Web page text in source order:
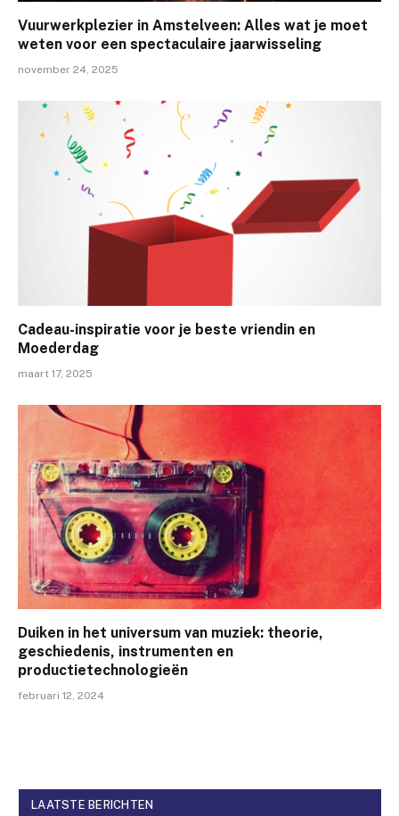
Vuurwerkplezier in Amstelveen: Alles wat je moet
weten voor een spectaculaire jaarwisseling
november 24, 2025
Cadeau-inspiratie voor je beste vriendin en
Moederdag
maart 17, 2025
Duiken in het universum van muziek: theorie,
geschiedenis, instrumenten en
productietechnologieën
februari 12, 2024
LAATSTE BERICHTEN